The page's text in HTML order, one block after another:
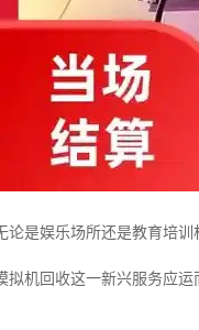
论是娱乐场所还是教育培训
拟机回收这一新兴服务应运